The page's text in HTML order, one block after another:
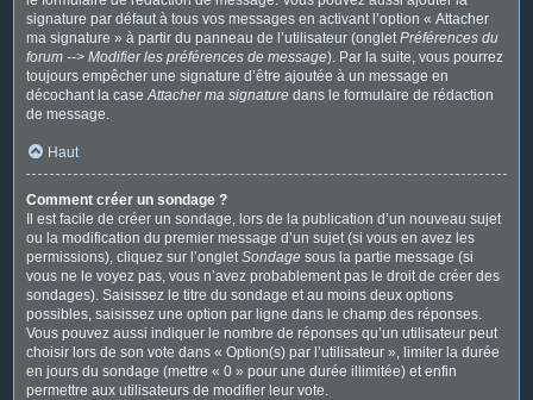
signature par défaut à tous vos messages en activant l’option « Attacher
ma signature » à partir du panneau de l’utilisateur (ongletPréférences du
forum --> Modifier les préférences de message). Par la suite, vous pourrez
toujours empêcher une signature d’être ajoutée à un message en
décochant la caseAttacher ma signature dans le formulaire de rédaction
de message.
Haut
Comment créer un sondage ?
Il est facile de créer un sondage, lors de la publication d’un nouveau sujet
ou la modification du premier message d’un sujet (si vous en avez les
permissions), cliquez sur l’ongletSondage sous la partie message (si
vous ne le voyez pas, vous n’avez probablement pas le droit de créer des
sondages). Saisissez le titre du sondage et au moins deux options
possibles, saisissez une option par ligne dans le champ des réponses.
Vous pouvez aussi indiquer le nombre de réponses qu’un utilisateur peut
choisir lors de son vote dans « Option(s) par l’utilisateur », limiter la durée
en jours du sondage (mettre « 0 » pour une durée illimitée) et enfin
permettre aux utilisateurs de modifier leur vote.